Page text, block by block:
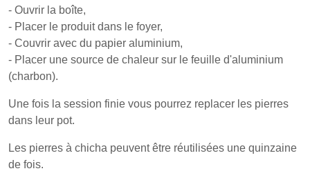
- Ouvrir la boîte,
- Placer le produit dans le foyer,
- Couvrir avec du papier aluminium,
- Placer une source de chaleur sur le feuille d'aluminium
(charbon).
Une fois la session finie vous pourrez replacer les pierres
dans leur pot.
Les pierres à chicha peuvent être réutilisées une quinzaine
de fois.